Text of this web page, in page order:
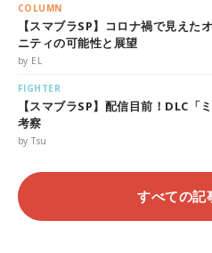
COLUMN
【スマブラSP】コロナ禍で見えた
ニティの可能性と展望
by EL
FIGHTER
【スマブラSP】配信目前！DLC「
考察
by Tsu
すべての記